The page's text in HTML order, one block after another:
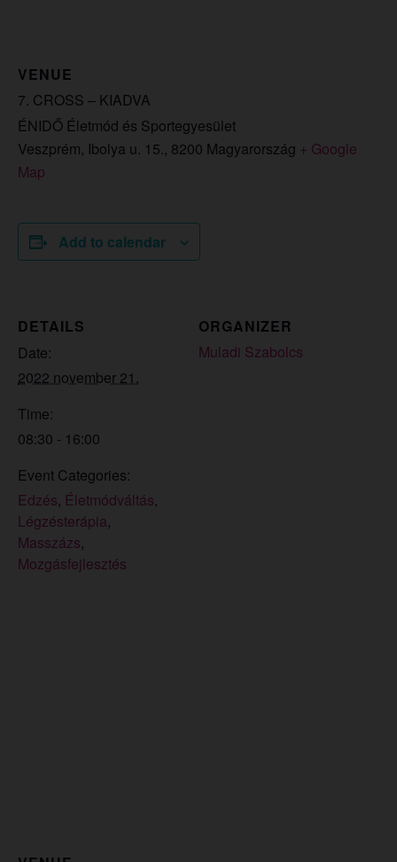
VENUE
7. CROSS – KIADVA
ÉNIDŐ Életmód és Sportegyesület
Veszprém, Ibolya u. 15., 8200 Magyarország + Google
Map
Add to calendar
DETAILS
Date:
2022 november 21.
Time:
08:30 - 16:00
Event Categories:
Edzés, Életmódváltás,
Légzésterápia,
Masszázs,
Mozgásfejlesztés
ORGANIZER
Muladi Szabolcs